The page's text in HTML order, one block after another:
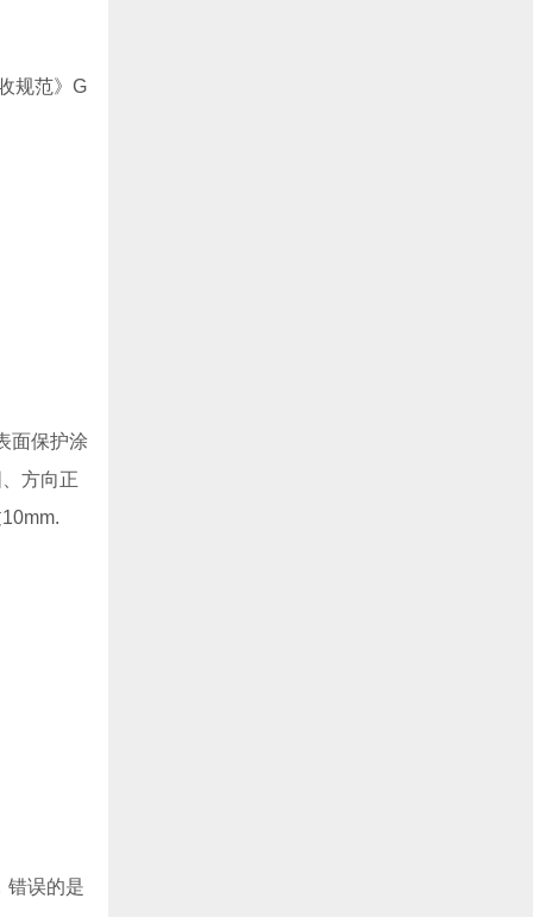
规范》G
面保护涂
方向正
错误的是